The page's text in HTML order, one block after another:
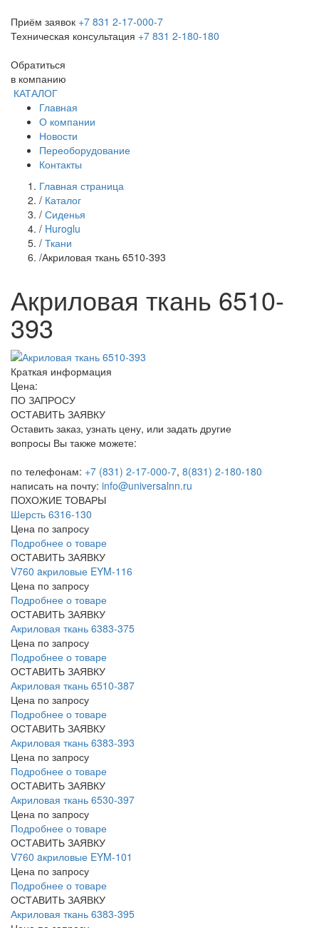
Приём заявок +7 831 2-17-000-7
Техническая консультация +7 831 2-180-180
Обратиться
в компанию
КАТАЛОГ
Главная
О компании
Новости
Переоборудование
Контакты
Главная страница
/ Каталог
/ Сиденья
/ Huroglu
/ Ткани
/Акриловая ткань 6510-393
Акриловая ткань 6510-
393
Краткая информация
Цена:
ПО ЗАПРОСУ
ОСТАВИТЬ ЗАЯВКУ
Оставить заказ, узнать цену, или задать другие
вопросы Вы также можете:
по телефонам: +7 (831) 2-17-000-7, 8(831) 2-180-180
написать на почту: info@universalnn.ru
ПОХОЖИЕ ТОВАРЫ
Шерсть 6316-130
Цена по запросу
Подробнее о товаре
ОСТАВИТЬ ЗАЯВКУ
V760 aкриловые EYM-116
Цена по запросу
Подробнее о товаре
ОСТАВИТЬ ЗАЯВКУ
Акриловая ткань 6383-375
Цена по запросу
Подробнее о товаре
ОСТАВИТЬ ЗАЯВКУ
Акриловая ткань 6510-387
Цена по запросу
Подробнее о товаре
ОСТАВИТЬ ЗАЯВКУ
Акриловая ткань 6383-393
Цена по запросу
Подробнее о товаре
ОСТАВИТЬ ЗАЯВКУ
Акриловая ткань 6530-397
Цена по запросу
Подробнее о товаре
ОСТАВИТЬ ЗАЯВКУ
V760 aкриловые EYM-101
Цена по запросу
Подробнее о товаре
ОСТАВИТЬ ЗАЯВКУ
Акриловая ткань 6383-395